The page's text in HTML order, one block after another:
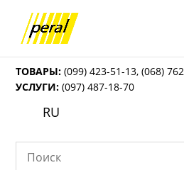
ТОВАРЫ: (099) 423-51-13,(068)
УСЛУГИ: (097) 487-18-70
RU